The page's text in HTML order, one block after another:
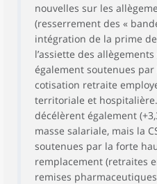
nouvelles sur les
(resserrement des «
intégration de la prime
l’assiette des
également soutenues
cotisation retraite
territoriale et
décélèrent également
masse salariale, mais la
soutenues par la forte
remplacement (retraites
remises